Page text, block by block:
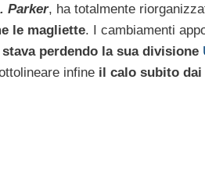
Parker, ha totalmente
le magliette. I cambiamenti
perdendo la sua divisione
infine il calo subito